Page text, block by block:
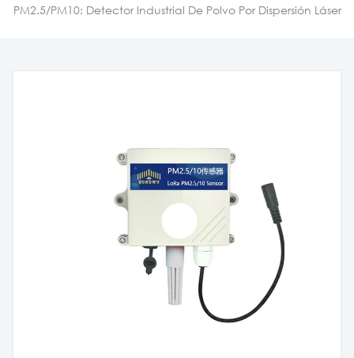
PM2.5/PM10: Detector Industrial De Polvo Por Dispersión Láser